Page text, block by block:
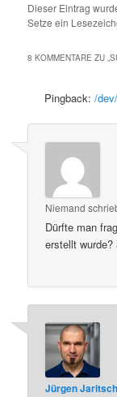
Dieser Eintrag
Setze ein
8 KOMMENTARE ZU „
Pingback:/
Niemand
Dürfte man
erstellt
Jürgen Jaritsch